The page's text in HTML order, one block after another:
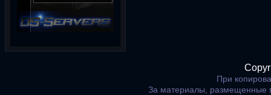
При
За материалы, размещенные